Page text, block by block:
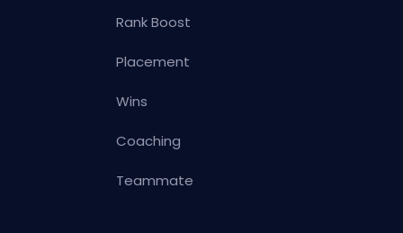
Rank Boost
Placement
Wins
Coaching
Teammate